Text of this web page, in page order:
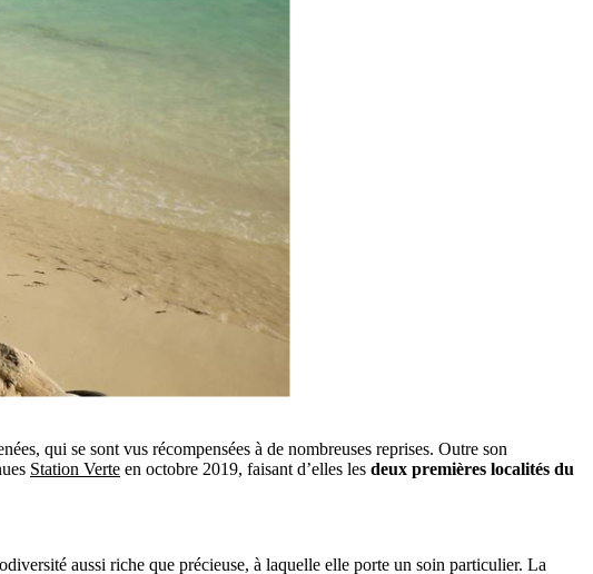
qui se sont vus récompensées à de nombreuses reprises. Outre son
Station Verte en octobre 2019, faisant d’elles les deux premières localités du
aussi riche que précieuse, à laquelle elle porte un soin particulier. La